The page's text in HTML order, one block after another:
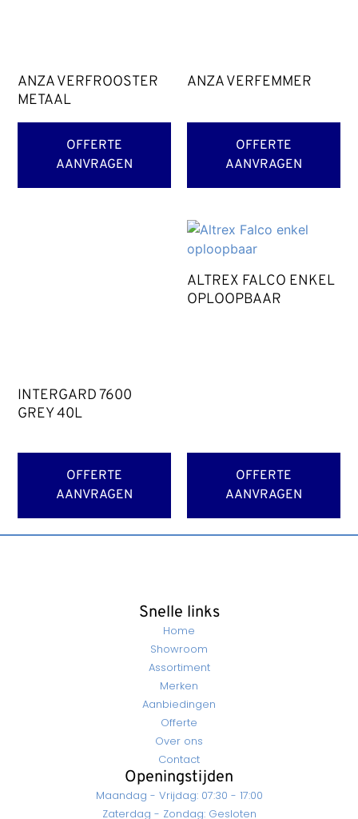
ANZA VERFROOSTER
METAAL
OFFERTE
AANVRAGEN
ANZA VERFEMMER
OFFERTE
AANVRAGEN
INTERGARD 7600
GREY 40L
OFFERTE
AANVRAGEN
ALTREX FALCO ENKEL
OPLOOPBAAR
OFFERTE
AANVRAGEN
Snelle links
Home
Showroom
Assortiment
Merken
Aanbiedingen
Offerte
Over ons
Contact
Openingstijden
Maandag - Vrijdag: 07:30 - 17:00
Zaterdag - Zondag: Gesloten